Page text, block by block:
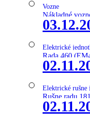
Vozne
Nákladné
Elektrické
Rada 460
Elektrické rušne
Rušne radu